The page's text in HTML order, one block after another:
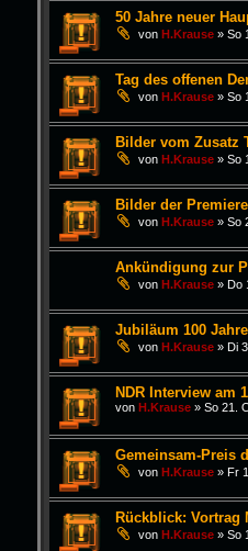
50 Jahre neuer
von H.Krause» So
Tag des offenen
von H.Krause» So
Bilder vom Zusatz
von H.Krause» So
Bilder der
von H.Krause» So
Ankündigung zur
von H.Krause» Do
Jubiläum 100
von H.Krause» Di
NDR Interview am
von H.Krause» So 21.
Gemeinsam-Preis
von H.Krause» Fr
Rückblick: Vortrag
von H.Krause» So